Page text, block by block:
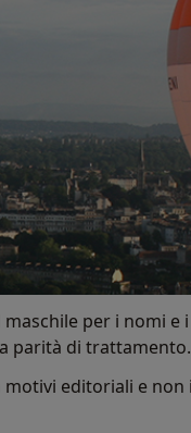
per i nomi
parità di trattamento.
editoriali e